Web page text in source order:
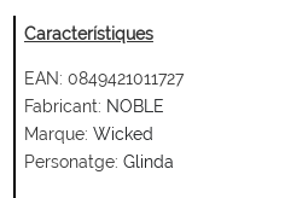
Característiques
EAN: 0849421011727
Fabricant: NOBLE
Marque: Wicked
Personatge: Glinda